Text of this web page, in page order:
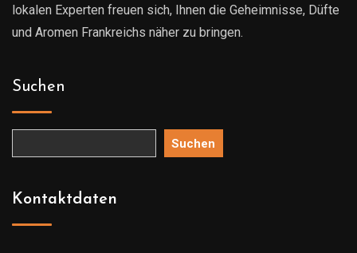
lokalen Experten freuen sich, Ihnen die Geheimnisse, Düfte
und Aromen Frankreichs näher zu bringen.
Suchen
Suchen
Kontaktdaten